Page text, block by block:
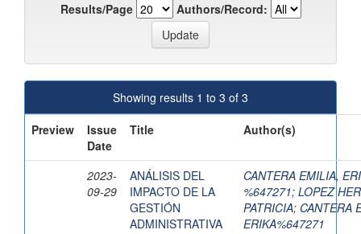
Results/Page
Authors/Record:
Showing results 1 to 3 of 3
Preview
Issue
Date
Title Author(s)
2023-
09-29
ANÁLISIS DEL
IMPACTO DE LA
GESTIÓN
ADMINISTRATIVA
CANTERA EMILIA,
%647271; LOPEZ
PATRICIA; CANTERA
ERIKA%647271